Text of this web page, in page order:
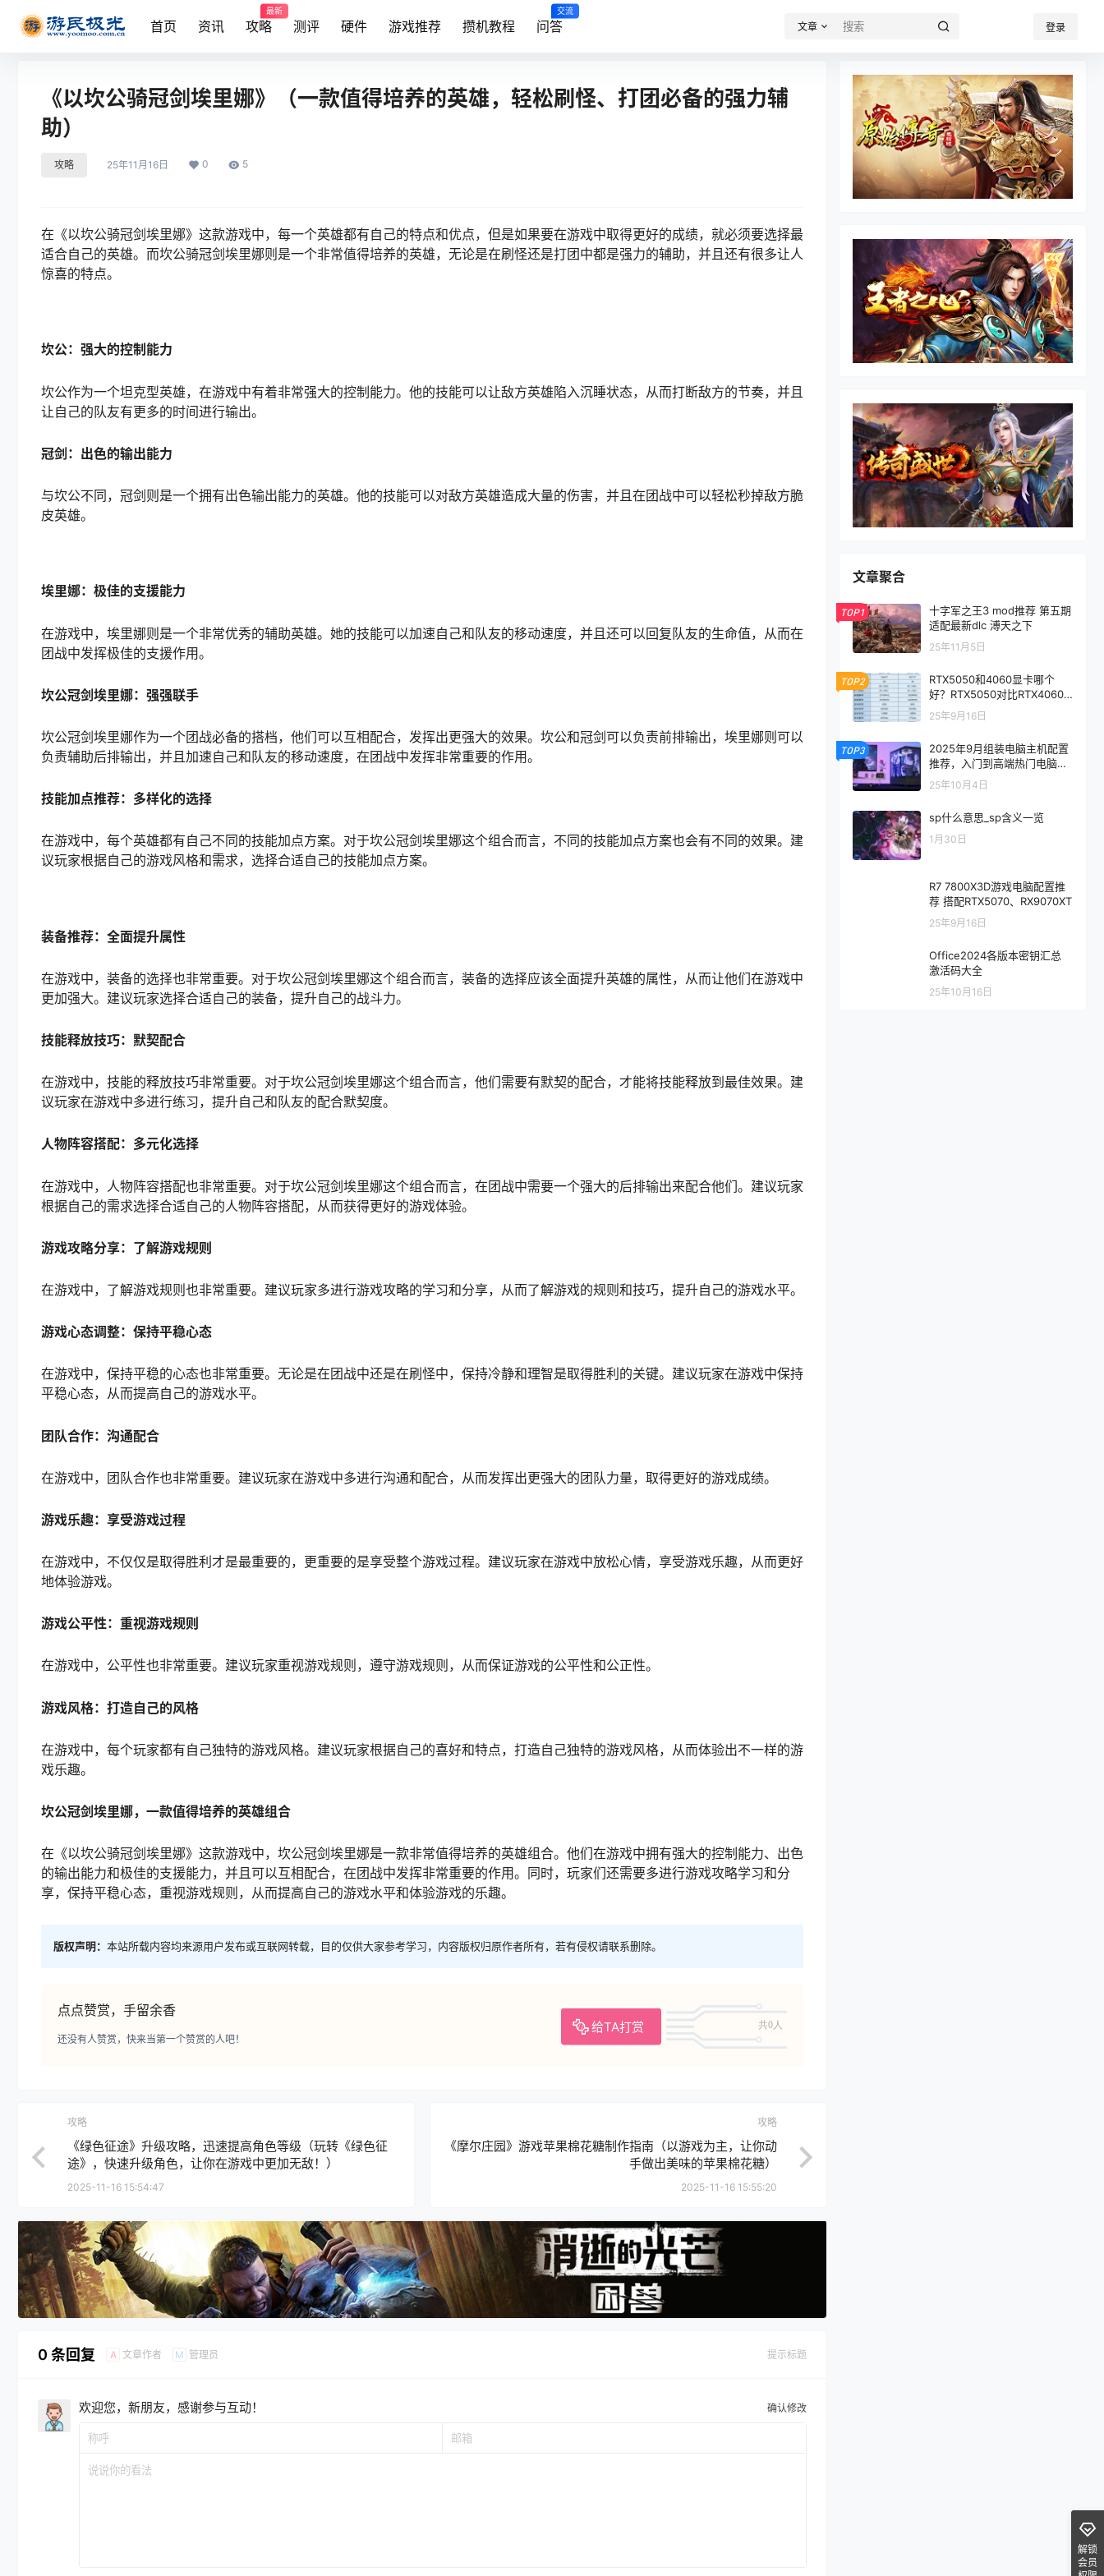
首页 资讯 攻略
最新
测评 硬件 游戏推荐 攒机教程 问答
交流
文章 登录
《以坎公骑冠剑埃里娜》（一款值得培养的英雄，轻松刷怪、打团必备的强力辅
助）
攻略 25年11月16日 0 5
在《以坎公骑冠剑埃里娜》这款游戏中，每一个英雄都有自己的特点和优点，但是如果要在游戏中取得更好的成绩，就必须要选择最
适合自己的英雄。而坎公骑冠剑埃里娜则是一个非常值得培养的英雄，无论是在刷怪还是打团中都是强力的辅助，并且还有很多让人
惊喜的特点。
坎公：强大的控制能力
坎公作为一个坦克型英雄，在游戏中有着非常强大的控制能力。他的技能可以让敌方英雄陷入沉睡状态，从而打断敌方的节奏，并且
让自己的队友有更多的时间进行输出。
冠剑：出色的输出能力
与坎公不同，冠剑则是一个拥有出色输出能力的英雄。他的技能可以对敌方英雄造成大量的伤害，并且在团战中可以轻松秒掉敌方脆
皮英雄。
埃里娜：极佳的支援能力
在游戏中，埃里娜则是一个非常优秀的辅助英雄。她的技能可以加速自己和队友的移动速度，并且还可以回复队友的生命值，从而在
团战中发挥极佳的支援作用。
坎公冠剑埃里娜：强强联手
坎公冠剑埃里娜作为一个团战必备的搭档，他们可以互相配合，发挥出更强大的效果。坎公和冠剑可以负责前排输出，埃里娜则可以
负责辅助后排输出，并且加速自己和队友的移动速度，在团战中发挥非常重要的作用。
技能加点推荐：多样化的选择
在游戏中，每个英雄都有自己不同的技能加点方案。对于坎公冠剑埃里娜这个组合而言，不同的技能加点方案也会有不同的效果。建
议玩家根据自己的游戏风格和需求，选择合适自己的技能加点方案。
装备推荐：全面提升属性
在游戏中，装备的选择也非常重要。对于坎公冠剑埃里娜这个组合而言，装备的选择应该全面提升英雄的属性，从而让他们在游戏中
更加强大。建议玩家选择合适自己的装备，提升自己的战斗力。
技能释放技巧：默契配合
在游戏中，技能的释放技巧非常重要。对于坎公冠剑埃里娜这个组合而言，他们需要有默契的配合，才能将技能释放到最佳效果。建
议玩家在游戏中多进行练习，提升自己和队友的配合默契度。
人物阵容搭配：多元化选择
在游戏中，人物阵容搭配也非常重要。对于坎公冠剑埃里娜这个组合而言，在团战中需要一个强大的后排输出来配合他们。建议玩家
根据自己的需求选择合适自己的人物阵容搭配，从而获得更好的游戏体验。
游戏攻略分享：了解游戏规则
在游戏中，了解游戏规则也非常重要。建议玩家多进行游戏攻略的学习和分享，从而了解游戏的规则和技巧，提升自己的游戏水平。
游戏心态调整：保持平稳心态
在游戏中，保持平稳的心态也非常重要。无论是在团战中还是在刷怪中，保持冷静和理智是取得胜利的关键。建议玩家在游戏中保持
平稳心态，从而提高自己的游戏水平。
团队合作：沟通配合
在游戏中，团队合作也非常重要。建议玩家在游戏中多进行沟通和配合，从而发挥出更强大的团队力量，取得更好的游戏成绩。
游戏乐趣：享受游戏过程
在游戏中，不仅仅是取得胜利才是最重要的，更重要的是享受整个游戏过程。建议玩家在游戏中放松心情，享受游戏乐趣，从而更好
地体验游戏。
游戏公平性：重视游戏规则
在游戏中，公平性也非常重要。建议玩家重视游戏规则，遵守游戏规则，从而保证游戏的公平性和公正性。
游戏风格：打造自己的风格
在游戏中，每个玩家都有自己独特的游戏风格。建议玩家根据自己的喜好和特点，打造自己独特的游戏风格，从而体验出不一样的游
戏乐趣。
坎公冠剑埃里娜，一款值得培养的英雄组合
在《以坎公骑冠剑埃里娜》这款游戏中，坎公冠剑埃里娜是一款非常值得培养的英雄组合。他们在游戏中拥有强大的控制能力、出色
的输出能力和极佳的支援能力，并且可以互相配合，在团战中发挥非常重要的作用。同时，玩家们还需要多进行游戏攻略学习和分
享，保持平稳心态，重视游戏规则，从而提高自己的游戏水平和体验游戏的乐趣。
版权声明： 本站所载内容均来源用户发布或互联网转载，目的仅供大家参考学习，内容版权归原作者所有，若有侵权请联系删除。
点点赞赏，手留余香
给TA打赏 共0人
还没有人赞赏，快来当第一个赞赏的人吧！
攻略
《绿色征途》升级攻略，迅速提高角色等级（玩转《绿色征
途》，快速升级角色，让你在游戏中更加无敌！）
2025-11-16 15:54:47
攻略
《摩尔庄园》游戏苹果棉花糖制作指南（以游戏为主，让你动
手做出美味的苹果棉花糖）
2025-11-16 15:55:20
0 条回复 A 文章作者 M 管理员 提示标题
欢迎您，新朋友，感谢参与互动！ 确认修改
文章聚合
TOP1
十字军之王3 mod推荐 第五期
适配最新dlc 溥天之下
25年11月5日
TOP2
RTX5050和4060显卡哪个
好？RTX5050对比RTX4060/
5060性能评测
25年9月16日
TOP3
2025年9月组装电脑主机配置
推荐，入门到高端热门电脑配
置方案
25年10月4日
sp什么意思_sp含义一览
1月30日
R7 7800X3D游戏电脑配置推
荐 搭配RTX5070、RX9070XT
25年9月16日
Office2024各版本密钥汇总
激活码大全
25年10月16日
解锁
会员